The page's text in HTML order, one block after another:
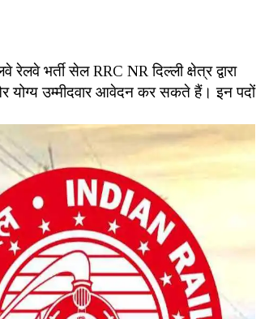
रेलवे भर्ती सेल RRC NR दिल्ली क्षेत्र द्वारा
योग्य उम्मीदवार आवेदन कर सकते हैं। इन पदों